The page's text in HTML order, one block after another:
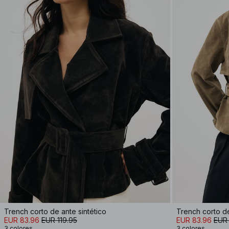
Trench corto de ante sintético
EUR 83.96 EUR 119.95
Trench corto
EUR 83.96